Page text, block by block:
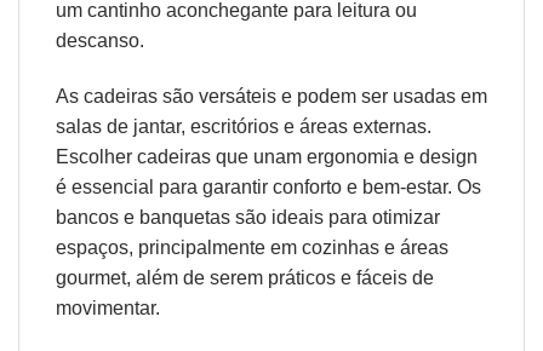
um cantinho aconchegante para leitura ou
descanso.
As cadeiras são versáteis e podem ser usadas em
salas de jantar, escritórios e áreas externas.
Escolher cadeiras que unam ergonomia e design
é essencial para garantir conforto e bem-estar. Os
bancos e banquetas são ideais para otimizar
espaços, principalmente em cozinhas e áreas
gourmet, além de serem práticos e fáceis de
movimentar.